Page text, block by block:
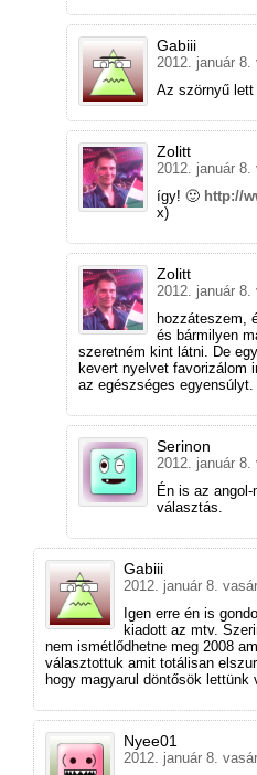
Gabiii
2012. január
Az szörnyű
Zolitt
2012. január
így! 🙂 http://
x)
Zolitt
2012. január
hozzáteszem,
és bármilyen
szeretném kint látni. De
kevert nyelvet favorizálom
az egészséges egyensúlyt.
Serinon
2012. január
Én is az
választás.
Gabiii
2012. január 8.
Igen erre én is
kiadott az mtv.
nem ismétlődhetne meg 2008
választottuk amit totálisan
hogy magyarul döntősök
Nyee01
2012. január 8.